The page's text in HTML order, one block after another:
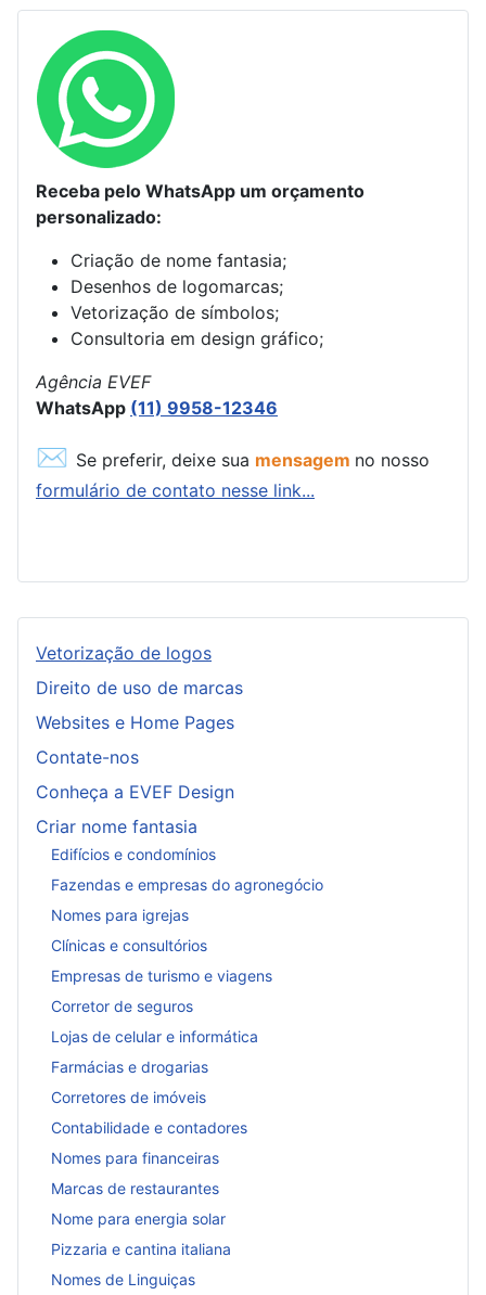
Vetorização de logos
Direito de uso de marcas
Websites e Home Pages
Contate-nos
Conheça a EVEF Design
Criar nome fantasia
Edifícios e condomínios
Fazendas e empresas do agronegócio
Nomes para igrejas
Clínicas e consultórios
Empresas de turismo e viagens
Corretor de seguros
Lojas de celular e informática
Farmácias e drogarias
Corretores de imóveis
Contabilidade e contadores
Nomes para financeiras
Marcas de restaurantes
Nome para energia solar
Pizzaria e cantina italiana
Nomes de Linguiças
Receba pelo WhatsApp um orçamento
personalizado:
Criação de nome fantasia;
Desenhos de logomarcas;
Vetorização de símbolos;
Consultoria em design gráfico;
Agência EVEF
WhatsApp (11) 9958-12346
✉ Se preferir, deixe sua mensagem no nosso
formulário de contato nesse link...